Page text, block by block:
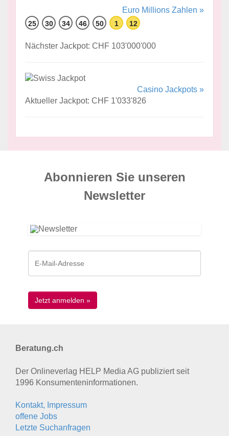
Euro Millions Zahlen »
25 30 34 46 50 1 12
Nächster Jackpot: CHF 103'000'000
Casino Jackpots »
Aktueller Jackpot: CHF 1'033'826
Abonnieren Sie unseren
News­letter
Beratung.ch
Der Onlineverlag HELP Media AG publiziert seit
1996 Konsumenten­informationen.
Kontakt, Impressum
offene Jobs
Letzte Suchanfragen